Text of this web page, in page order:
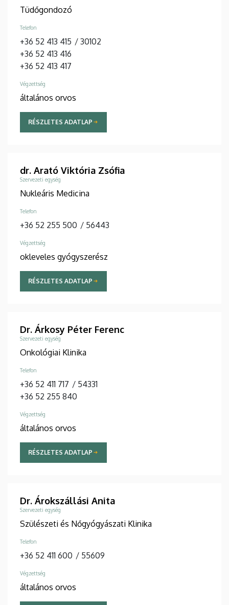
Tüdőgondozó
Telefon
+36 52 413 415 / 30102
+36 52 413 416
+36 52 413 417
Végzettség
általános orvos
RÉSZLETES ADATLAP
dr. Arató Viktória Zsófia
Szervezeti egység
Nukleáris Medicina
Telefon
+36 52 255 500 / 56443
Végzettség
okleveles gyógyszerész
RÉSZLETES ADATLAP
Dr. Árkosy Péter Ferenc
Szervezeti egység
Onkológiai Klinika
Telefon
+36 52 411 717 / 54331
+36 52 255 840
Végzettség
általános orvos
RÉSZLETES ADATLAP
Dr. Árokszállási Anita
Szervezeti egység
Szülészeti és Nőgyógyászati Klinika
Telefon
+36 52 411 600 / 55609
Végzettség
általános orvos